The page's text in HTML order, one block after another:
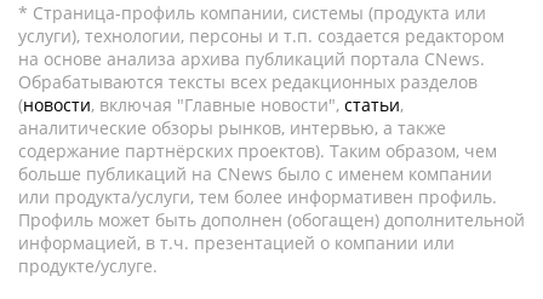
* Страница-профиль компании, системы (продукта или
услуги), технологии, персоны и т.п. создается редактором
на основе анализа архива публикаций портала CNews.
Обрабатываются тексты всех редакционных разделов
(новости, включая "Главные новости", статьи,
аналитические обзоры рынков, интервью, а также
содержание партнёрских проектов). Таким образом, чем
больше публикаций на CNews было с именем компании
или продукта/услуги, тем более информативен профиль.
Профиль может быть дополнен (обогащен) дополнительной
информацией, в т.ч. презентацией о компании или
продукте/услуге.